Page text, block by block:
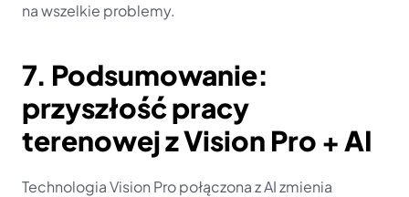
na wszelkie problemy.
7. Podsumowanie:
przyszłość pracy
terenowej z Vision Pro + AI
Technologia Vision Pro połączona z AI zmienia